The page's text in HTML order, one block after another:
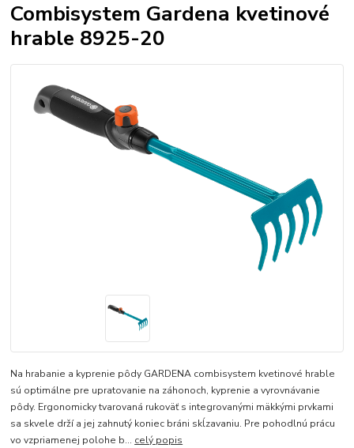
Combisystem Gardena kvetinové
hrable 8925-20
Na hrabanie a kyprenie pôdy GARDENA combisystem kvetinové hrable
sú optimálne pre upratovanie na záhonoch, kyprenie a vyrovnávanie
pôdy. Ergonomicky tvarovaná rukoväť s integrovanými mäkkými prvkami
sa skvele drží a jej zahnutý koniec bráni skĺzavaniu. Pre pohodlnú prácu
vo vzpriamenej polohe b... celý popis